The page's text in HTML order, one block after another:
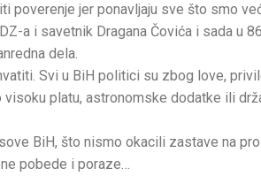
poverenje jer ponavljaju sve što smo
a i savetnik Dragana Čovića i sada u
dela.
Svi u BiH politici su zbog love,
platu, astronomske dodatke ili
BiH, što nismo okacili zastave na
pobede i poraze…